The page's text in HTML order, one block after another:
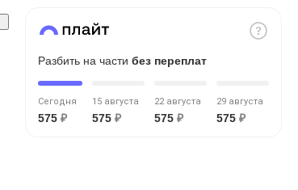
Разбить на части без переплат
Сегодня
575 ₽
15 августа
575 ₽
22 августа
575 ₽
29 августа
575 ₽